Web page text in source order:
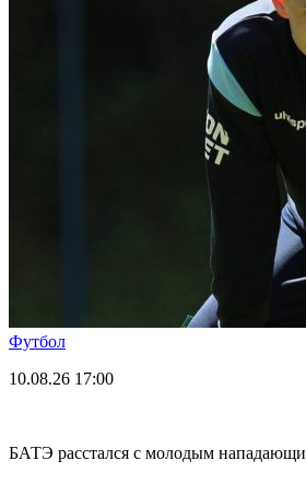
Футбол
10.08.26 17:00
БАТЭ расстался с молодым